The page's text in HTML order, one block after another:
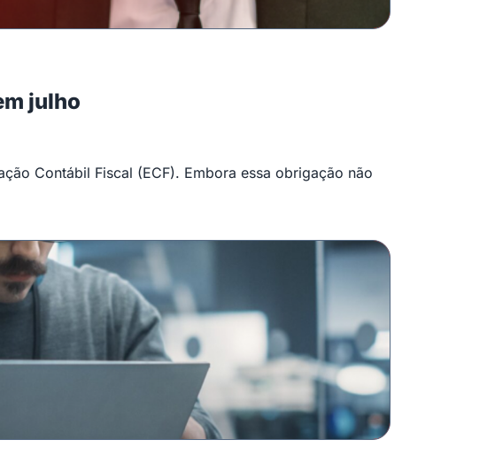
julho
Contábil Fiscal (ECF). Embora essa obrigação não